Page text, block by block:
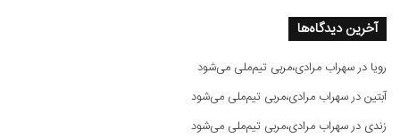
آخرین دیدگاه‌ها
رویا درسهراب مرادی،مربی تیم‌ملی می‌شود
آبتیندرسهراب مرادی،مربی تیم‌ملی می‌شود
زندی درسهراب مرادی،مربی تیم‌ملی می‌شود